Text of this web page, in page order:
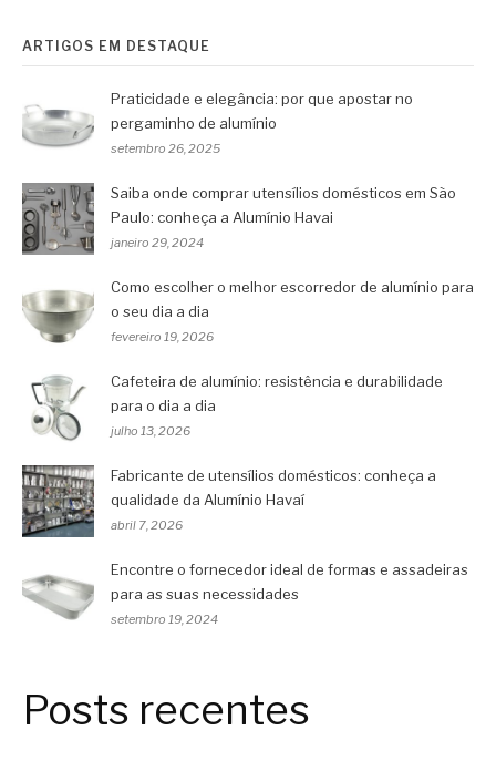
ARTIGOS EM DESTAQUE
Praticidade e elegância: por que apostar no
pergaminho de alumínio
setembro 26, 2025
Saiba onde comprar utensílios domésticos em São
Paulo: conheça a Alumínio Havai
janeiro 29, 2024
Como escolher o melhor escorredor de alumínio para
o seu dia a dia
fevereiro 19, 2026
Cafeteira de alumínio: resistência e durabilidade
para o dia a dia
julho 13, 2026
Fabricante de utensílios domésticos: conheça a
qualidade da Alumínio Havaí
abril 7, 2026
Encontre o fornecedor ideal de formas e assadeiras
para as suas necessidades
setembro 19, 2024
Posts recentes